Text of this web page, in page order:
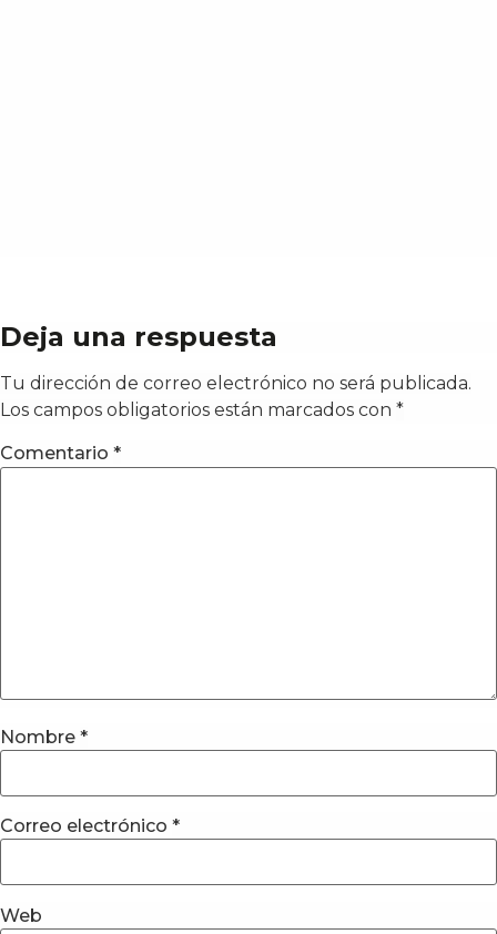
Deja una respuesta
Tu dirección de correo electrónico no será publicada.
Los campos obligatorios están marcados con *
Comentario *
Nombre *
Correo electrónico *
Web